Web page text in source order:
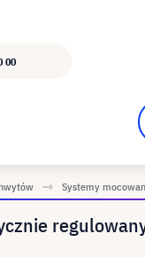
00
Systemy